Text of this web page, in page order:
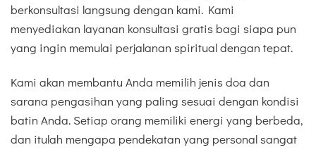
berkonsultasi langsung dengan kami. Kami
menyediakan layanan konsultasi gratis bagi siapa pun
yang ingin memulai perjalanan spiritual dengan tepat.
Kami akan membantu Anda memilih jenis doa dan
sarana pengasihan yang paling sesuai dengan kondisi
batin Anda. Setiap orang memiliki energi yang berbeda,
dan itulah mengapa pendekatan yang personal sangat